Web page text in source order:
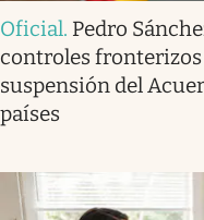
Oficial. Pedro
controles
suspensión del
países